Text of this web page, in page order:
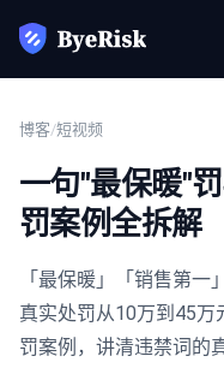
博客/短视频
一句"最保暖"
罚案例全拆解
「最保暖」「销售第
真实处罚从10万到45万
罚案例，讲清违禁词的